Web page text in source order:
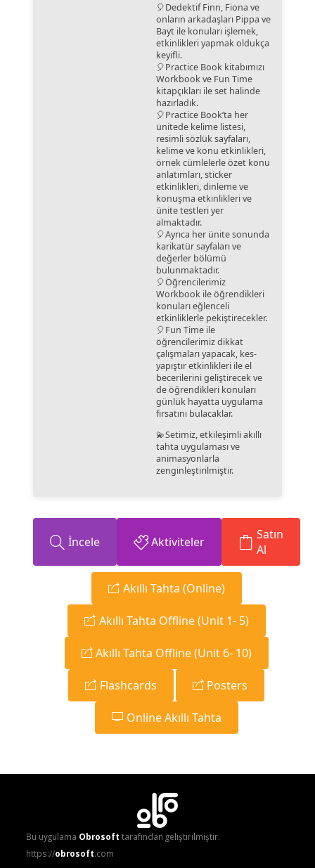
🎈Dedektif Finn, Fiona ve
onların arkadaşları Pippa ve
Bayt ile konuları işlemek,
etkinlikleri yapmak oldukça
keyifli.
🎈Practice Book kitabımızı
Workbook ve Fun Time
kitapçıkları ile set halinde
hazırladık.
🎈Practice Book’ta her
ünitede kelime listesi,
resimli sözlük sayfaları,
kelime ve konu etkinlikleri,
örnek cümlelerle özet konu
anlatımları, sticker
etkinlikleri, dinleme ve
konuşma etkinlikleri ve
ünite testleri yer
almaktadır.
🎈Ayrıca her ünite sonunda
karikatür sayfaları ve
değerler bölümü
bulunmaktadır.
🎈Öğrencilerimiz
Workbook ile öğrendikleri
konuları eğlenceli
etkinliklerle pekiştirecekler.
🎈Fun Time ile
öğrencilerimiz dikkat
çalışmaları yapacak, kes-
yapıştır etkinlikleri ile el
becerilerini geliştirecek ve
de öğrendikleri konuları
günlük hayatta uygulama
fırsatını bulacaklar.
💫Setimiz, etkileşimli akıllı
tahta uygulaması ve
animasyonlarla
zenginleştirilmiştir.
İncele Aktiviteler
Satın
Al
Akıllı Tahta (Online)
Akıllı Tahta Offline (Unit 1- 5)
Akıllı Tahta Offline (Unit 6- 10)
Flashcards Posters
Online Akıllı Tahta
Bu uygulama Obrosoft tarafından geliştirilmiştir.
https://obrosoft.com